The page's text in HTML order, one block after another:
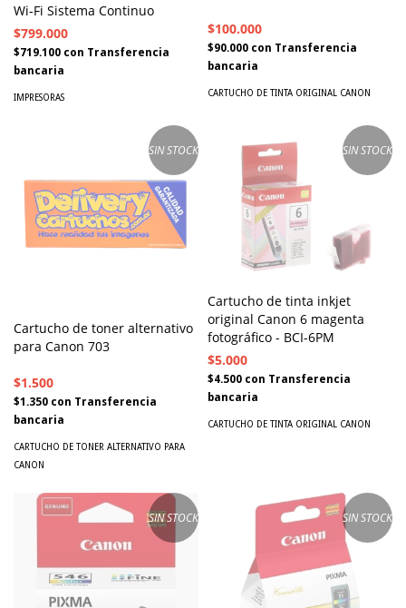
Wi-Fi Sistema Continuo
$799.000
$719.100 con Transferencia
bancaria
IMPRESORAS
$100.000
$90.000 con Transferencia
bancaria
CARTUCHO DE TINTA ORIGINAL CANON
SIN STOCK
Cartucho de toner alternativo
para Canon 703
$1.500
$1.350 con Transferencia
bancaria
CARTUCHO DE TONER ALTERNATIVO PARA
CANON
SIN STOCK
Cartucho de tinta inkjet
original Canon 6 magenta
fotográfico - BCI-6PM
$5.000
$4.500 con Transferencia
bancaria
CARTUCHO DE TINTA ORIGINAL CANON
SIN STOCK SIN STOCK